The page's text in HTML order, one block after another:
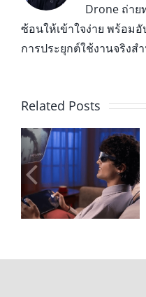
Drone ถ่าย
ซ้อนให้เข้าใจง่าย พร้อม
การประยุกต์ใช้งานจริงส
Related Posts
เกมเมอร์ห้าม
พลาด! Legion
เครื่องเล่นเกมส์